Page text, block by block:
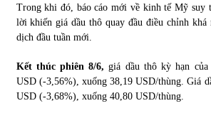
Trong khi đó, báo cáo mới về kinh tế Mỹ suy
lời khiến giá dầu thô quay đầu điều chỉnh khá
dịch đầu tuần mới.
Kết thúc phiên 8/6,giá dầu thô kỳ hạn
USD (-3,56%), xuống 38,19 USD/thùng. Giá
USD (-3,68%), xuống 40,80 USD/thùng.